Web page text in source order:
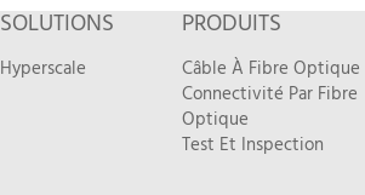
SOLUTIONS
Hyperscale
PRODUITS
Câble À Fibre Optique
Connectivité Par Fibre
Optique
Test Et Inspection